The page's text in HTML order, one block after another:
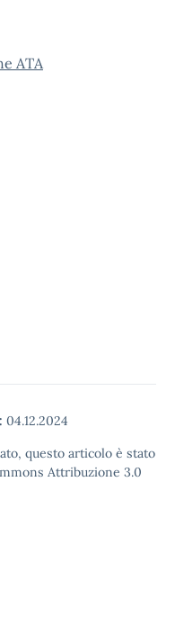
ATA
04.12.2024
questo articolo è stato
Attribuzione 3.0